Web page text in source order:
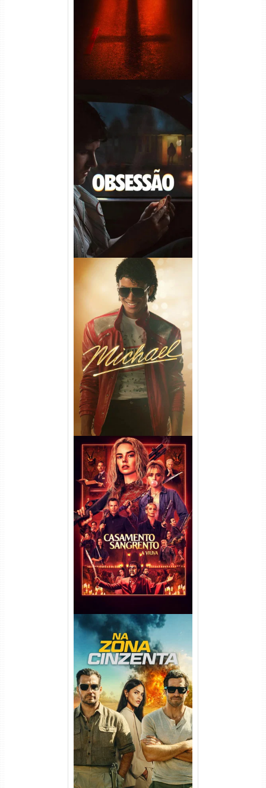
Obsessão Torrent (2026)
WEB-DL 1080p/4K Dual
Áudio
Michael Torrent (2026) WEB-
DL 1080p/4K Dual Áudio
Casamento Sangrento: A
Viúva Torrent (2026) WEB-DL
720p/1080p/4K Dual Áudio
Na Zona Cinzenta Torrent
(2026) WEB-DL 1080p/4K
Dual Áudio